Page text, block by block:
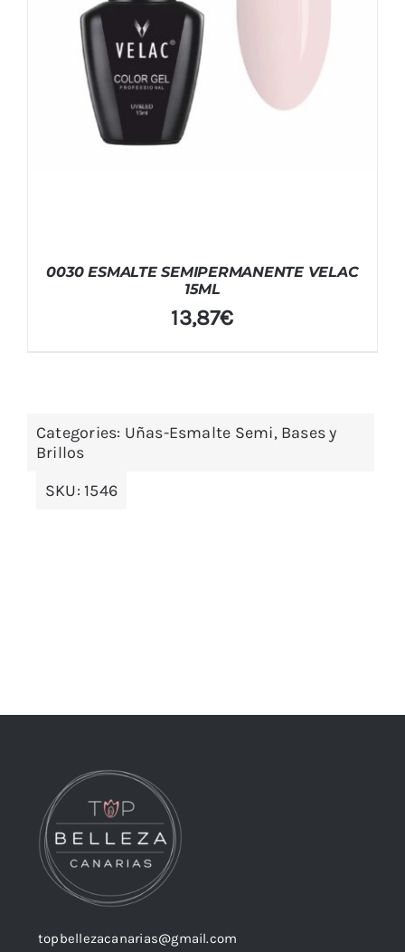
0030 ESMALTE SEMIPERMANENTE VELAC
15ML
13,87€
Categories: Uñas-Esmalte Semi, Bases y
Brillos
SKU:1546
topbellezacanarias@gmail.com